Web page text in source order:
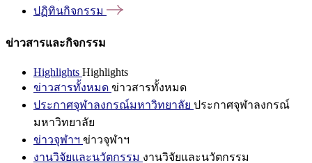
ปฏิทินกิจกรรม
ข่าวสารและกิจกรรม
Highlights Highlights
ข่าวสารทั้งหมด ข่าวสารทั้งหมด
ประกาศจุฬาลงกรณ์มหาวิทยาลัย ประกาศจุฬาลงกรณ์
มหาวิทยาลัย
ข่าวจุฬาฯ ข่าวจุฬาฯ
งานวิจัยและนวัตกรรม งานวิจัยและนวัตกรรม